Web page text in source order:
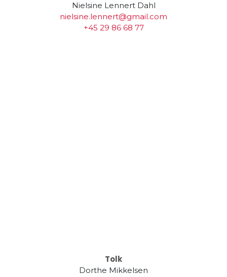
Nielsine Lennert Dahl
nielsine.lennert@gmail.com
+45 29 86 68 77
Tolk
Dorthe Mikkelsen